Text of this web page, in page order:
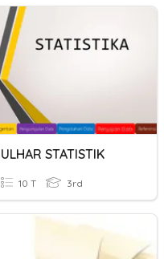
ULHAR STATISTIK
10 T 3rd